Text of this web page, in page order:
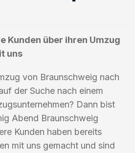
Kunden über ihren Umzug
uns
von Braunschweig nach
der Suche nach einem
Dann bist
Abend Braunschweig
Kunden haben bereits
mit uns gemacht und sind